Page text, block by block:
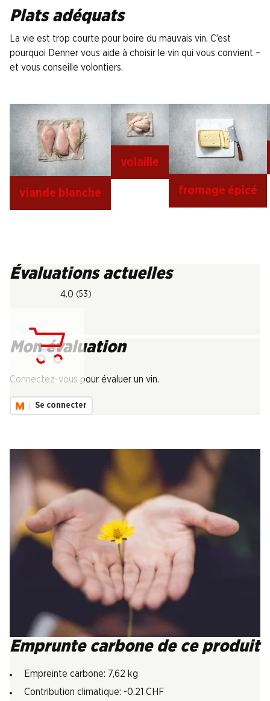
Plats adéquats
La vie est trop courte pour boire du mauvais vin. C’est
pourquoi Denner vous aide à choisir le vin qui vous convient –
et vous conseille volontiers.
viande blanche
volaille
fromage épicé
Évaluations actuelles
4.0 (53)
Mon évaluation
Connectez-vous pour évaluer un vin.
Se connecter
Emprunte carbone de ce produit
Empreinte carbone: 7,62 kg
Contribution climatique: -0.21 CHF